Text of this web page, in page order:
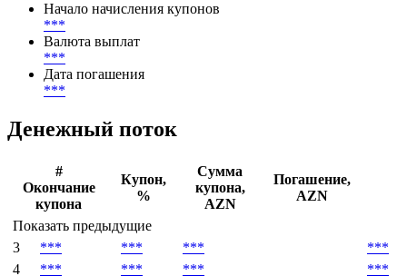
Начало начисления купонов
***
Валюта выплат
***
Дата погашения
***
Денежный поток
#
Окончание
купона
Купон,
%
Сумма
купона,
AZN
Погашение,
AZN
Показать предыдущие
3
*** *** ***
***
4
*** *** ***
***